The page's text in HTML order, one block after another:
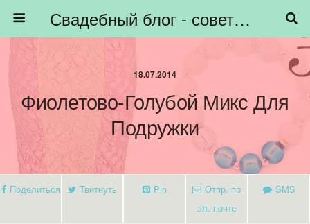
Свадебный блог - советы невестам, подготовка к свадьбе - HiBride
18.07.2014
Фиолетово-Голубой Микс Для
Подружки
Поделиться Твитнуть Pin
Отпр. по
эл. почте
SMS